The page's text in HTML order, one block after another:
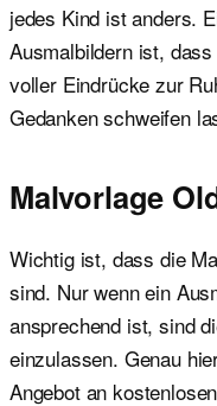
jedes Kind ist anders.
Ausmalbildern ist,
voller Eindrücke zur
Gedanken schweifen
Malvorlage
Wichtig ist, dass die
sind. Nur wenn ein
ansprechend ist, sind
einzulassen. Genau
Angebot an